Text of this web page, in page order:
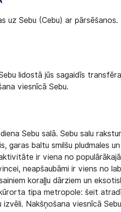
uz Sebu (Cebu) ar pārsēšanos.
lidostā jūs sagaidīs
viesnīcā Sebu.
Sebu salā. Sebu salu
garas baltu smilšu pludmales
ir viena no
neapšaubāmi ir viens no
koraļļu dārziem un
tipa metropole: šeit
izvēli. Nakšņošana viesnīcā